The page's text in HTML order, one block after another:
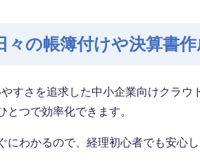
々の帳簿付けや決算書
やすさを追求した中小企業向けクラ
とつで効率化できます。
にわかるので、経理初心者でも安心